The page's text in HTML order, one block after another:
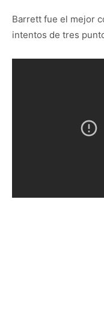
Barrett fue el mejor
intentos de tres